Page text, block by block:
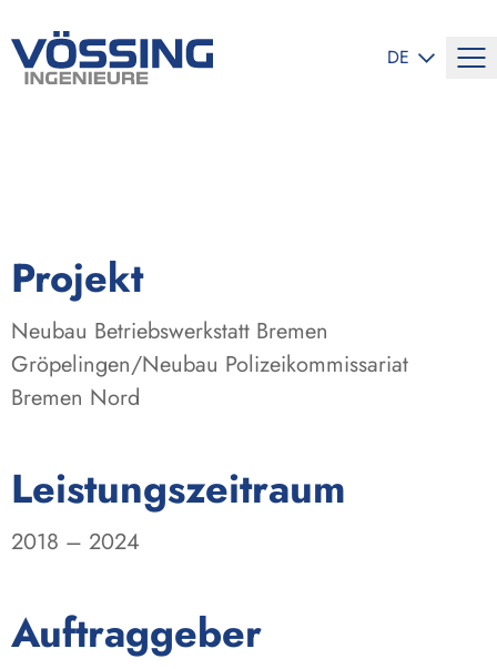
DE
Projekt
Neubau Betriebswerkstatt Bremen
Gröpelingen/Neubau Polizeikommissariat
Bremen Nord
Leistungszeitraum
2018 – 2024
Auftraggeber